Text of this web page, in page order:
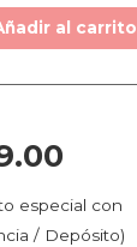
al carrito
especial con
/ Depósito)